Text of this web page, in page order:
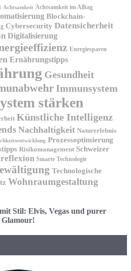
Achtsamkeit Achtsamkeit im Alltag
Blockchain-
Cybersecurity Datensicherheit
Digitalisierung
Energiesparen
Ernährungstipps
Gesundheit
Immunsystem
stärken
Künstliche Intelligenz
Nachhaltigkeit Naturerlebnis
Prozessoptimierung
Risikomanagement Schweizer
Smarte Technologie
Technologische
Wohnraumgestaltung
Stil: Elvis, Vegas und purer
Glamour!